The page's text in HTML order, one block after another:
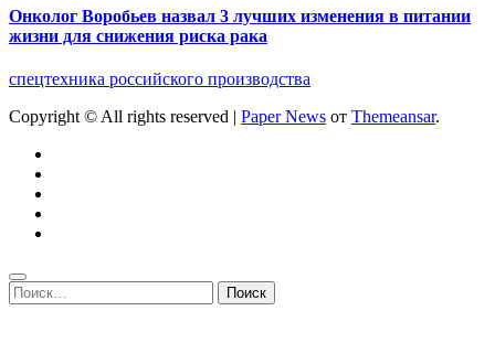
Онколог Воробьев назвал 3 лучших изменения в питании
жизни для снижения риска рака
спецтехника российского производства
Copyright © All rights reserved | Paper News от Themeansar.
Найти: